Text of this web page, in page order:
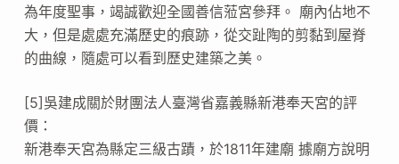
為年度聖事，竭誠歡迎全國善信蒞宮參拜。 廟內佔地不
大，但是處處充滿歷史的痕跡，從交趾陶的剪黏到屋脊
的曲線，隨處可以看到歷史建築之美。
[5]吳建成關於財團法人臺灣省嘉義縣新港奉天宮的評
價：
新港奉天宮為縣定三級古蹟，於1811年建廟 據廟方說明